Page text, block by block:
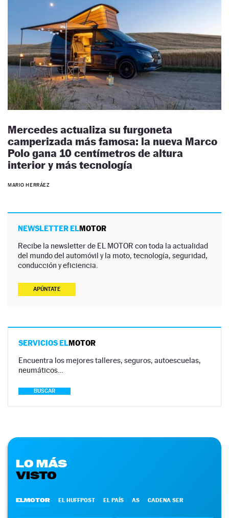
Mercedes actualiza su furgoneta
camperizada más famosa: la nueva Marco
Polo gana 10 centímetros de altura
interior y más tecnología
MARIO HERRÁEZ
NEWSLETTER ELMOTOR
Recibe la newsletter de EL MOTOR con toda la actualidad
del mundo del automóvil y la moto, tecnología, seguridad,
conducción y eficiencia.
APÚNTATE
SERVICIOS ELMOTOR
Encuentra los mejores talleres, seguros, autoescuelas,
neumáticos…
BUSCAR
LO MÁS
VISTO
ELMOTOR EL HUFFPOST EL PAÍS AS CADENA SER